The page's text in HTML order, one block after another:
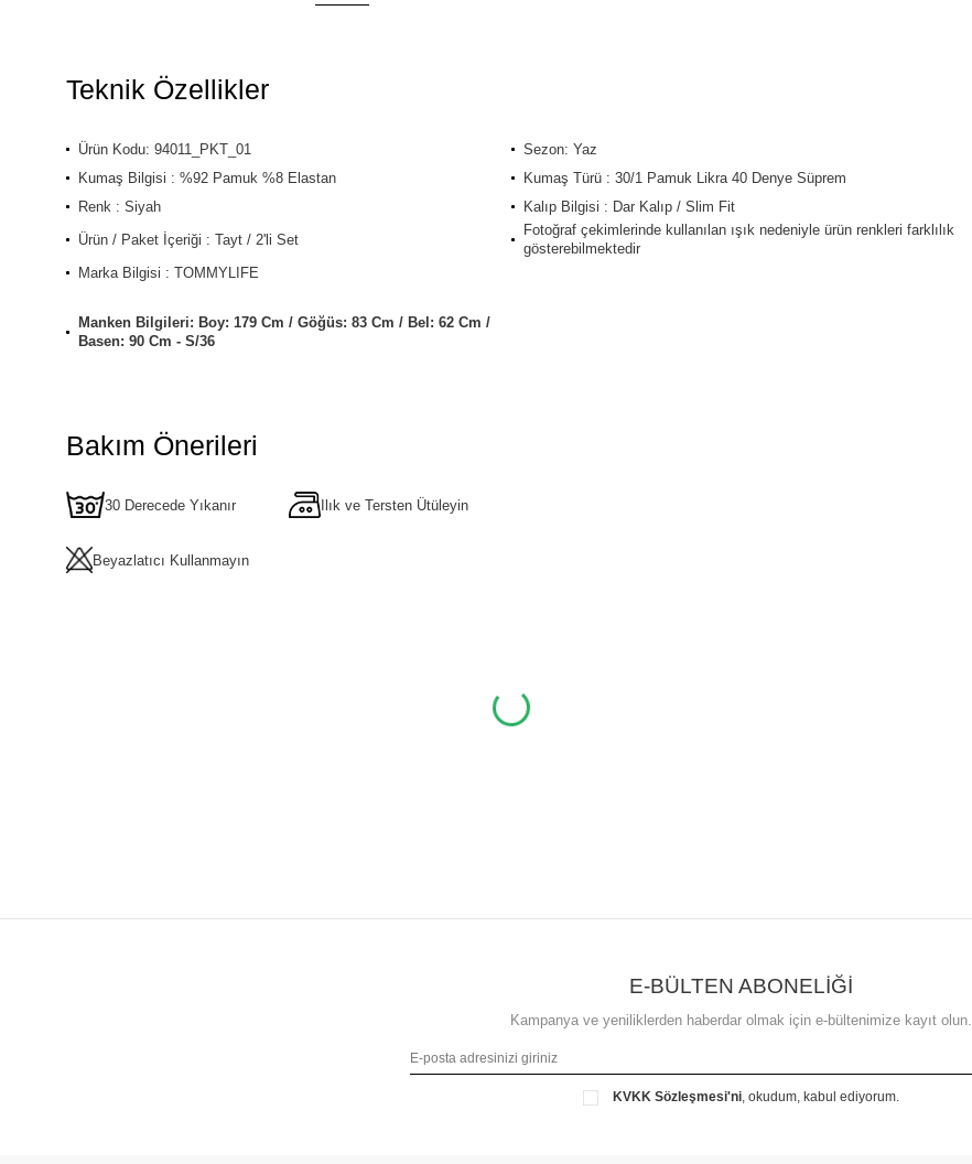
Teknik Özellikler
Ürün Kodu: 94011_PKT_01
Sezon: Yaz
Kumaş Bilgisi : %92 Pamuk %8 Elastan
Kumaş Türü : 30/1 Pamuk Likra 40 Denye Süprem
Renk : Siyah
Kalıp Bilgisi : Dar Kalıp / Slim Fit
Ürün / Paket İçeriği : Tayt / 2'li Set
Fotoğraf çekimlerinde kullanılan ışık nedeniyle ürün renkleri farklılık
gösterebilmektedir
Marka Bilgisi : TOMMYLIFE
Manken Bilgileri: Boy: 179 Cm / Göğüs: 83 Cm / Bel: 62 Cm /
Basen: 90 Cm - S/36
Bakım Önerileri
30 Derecede Yıkanır Ilık ve Tersten Ütüleyin
Beyazlatıcı Kullanmayın
E-BÜLTEN ABONELİĞİ
Kampanya ve yeniliklerden haberdar olmak için e-bültenimize kayıt olun.
KVKK Sözleşmesi'ni, okudum, kabul ediyorum.